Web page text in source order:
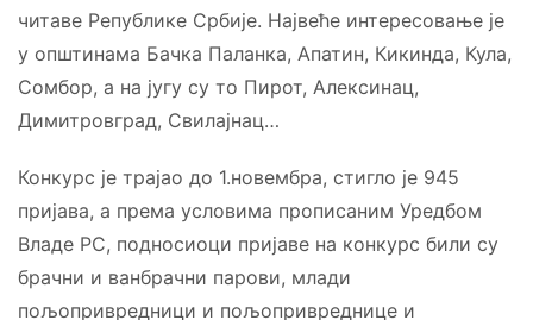
читаве Републике Србије. Највеће интересовање је
у општинама Бачка Паланка, Апатин, Кикинда, Кула,
Сомбор, а на југу су то Пирот, Алексинац,
Димитровград, Свилајнац…
Конкурс је трајао до 1.новембра, стигло је 945
пријава, а према условима прописаним Уредбом
Владе РС, подносиоци пријаве на конкурс били су
брачни и ванбрачни парови, млади
пољопривредници и пољопривреднице и